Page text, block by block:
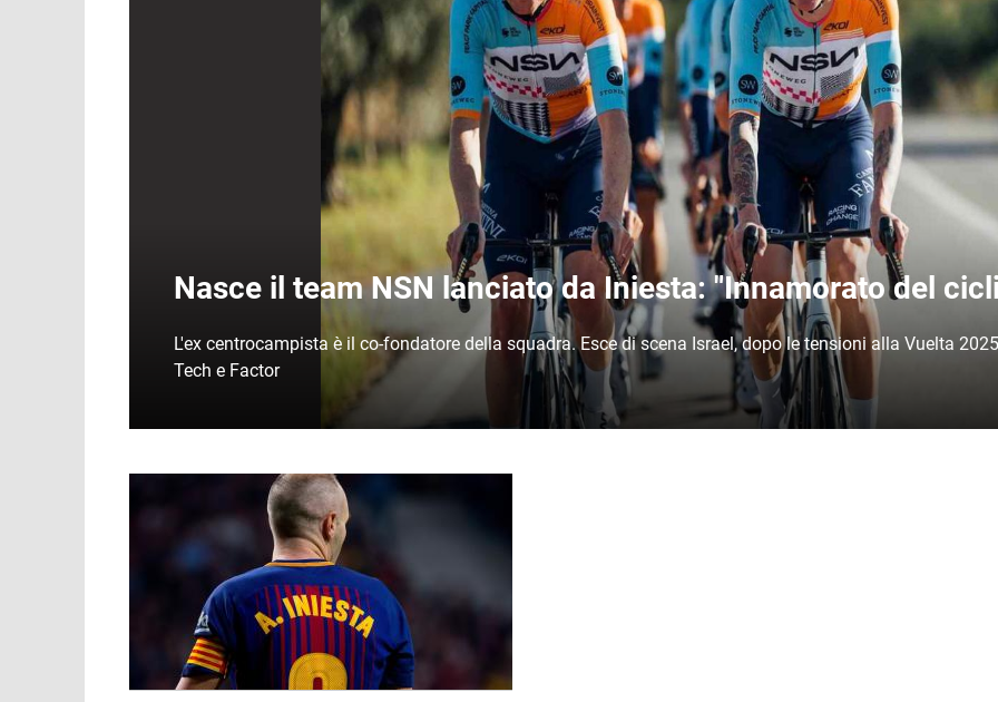
Nasce il team NSN lanciato da Iniesta: "Innamorato del
L'ex centrocampista è il co-fondatore della squadra. Esce di scena Israel, dopo le tensioni alla Vuelta
Tech e Factor